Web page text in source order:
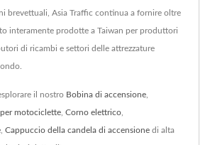
brevettuali, Asia Traffic continua a fornire oltre
interamente prodotte a Taiwan per produttori
di ricambi e settori delle attrezzature
il nostro Bobina di accensione
motociclette Corno elettrico
Cappuccio della candela di accensione di alta